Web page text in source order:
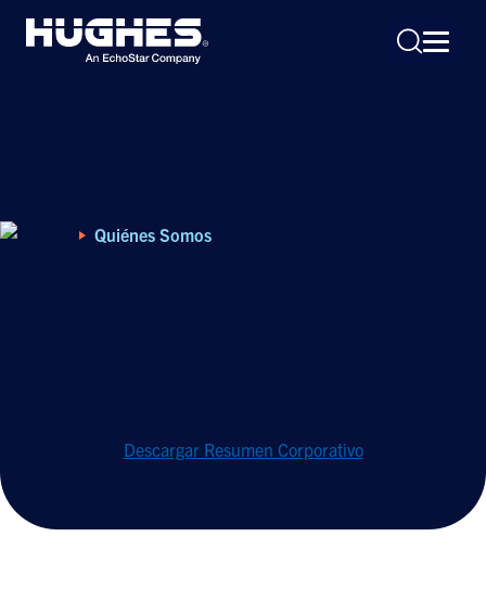
Quiénes Somos
Descargar Resumen Corporativo